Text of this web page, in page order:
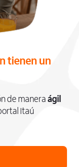
tienen un
de manera ágil
Itaú